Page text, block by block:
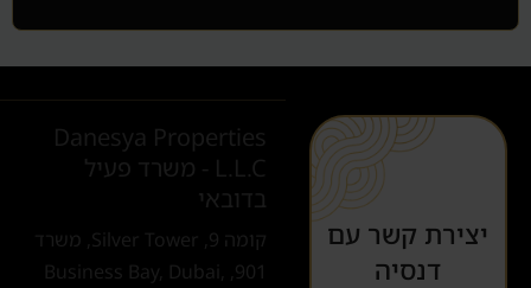
יצירת קשר עם
דנסיה
Danesya Properties
L.L.C - משרד פעיל
בדובאי
קומה 9, Silver Tower, משרד
901, Business Bay, Dubai,